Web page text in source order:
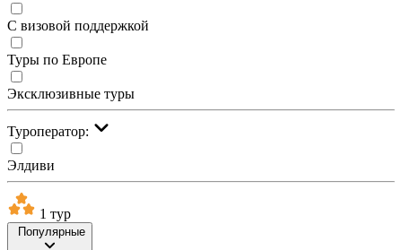
С визовой поддержкой
Туры по Европе
Эксклюзивные туры
Туроператор:
Элдиви
1 тур
Популярные